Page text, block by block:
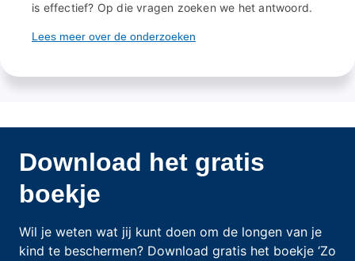
is effectief? Op die vragen zoeken we het antwoord.
Lees meer over de onderzoeken
Download het gratis
boekje
Wil je weten wat jij kunt doen om de longen van je
kind te beschermen? Download gratis het boekje ‘Zo